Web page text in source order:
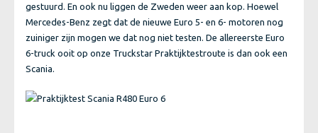
gestuurd. En ook nu liggen de Zweden weer aan kop. Hoewel
Mercedes-Benz zegt dat de nieuwe Euro 5- en 6- motoren nog
zuiniger zijn mogen we dat nog niet testen. De allereerste Euro
6-truck ooit op onze Truckstar Praktijktestroute is dan ook een
Scania.